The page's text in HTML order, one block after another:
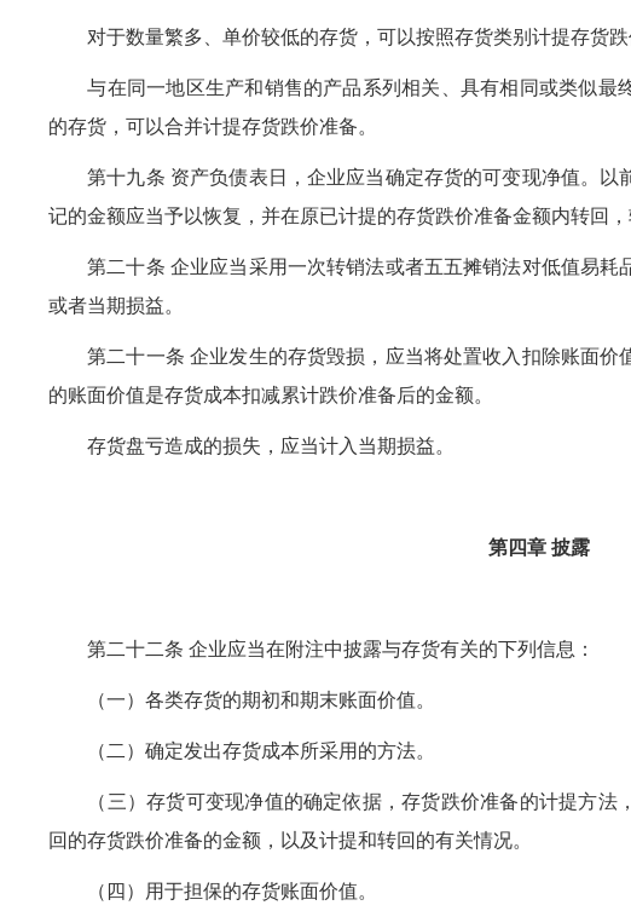
对于数量繁多、单价较低的存货，可以按照存货类别计提存货跌
与在同一地区生产和销售的产品系列相关、具有相同或类似最
的存货，可以合并计提存货跌价准备。
第十九条 资产负债表日，企业应当确定存货的可变现净值。以
记的金额应当予以恢复，并在原已计提的存货跌价准备金额内转回，
第二十条 企业应当采用一次转销法或者五五摊销法对低值易耗
或者当期损益。
第二十一条 企业发生的存货毁损，应当将处置收入扣除账面价
的账面价值是存货成本扣减累计跌价准备后的金额。
存货盘亏造成的损失，应当计入当期损益。
第四章 披露
第二十二条 企业应当在附注中披露与存货有关的下列信息：
（一）各类存货的期初和期末账面价值。
（二）确定发出存货成本所采用的方法。
（三）存货可变现净值的确定依据，存货跌价准备的计提方法
回的存货跌价准备的金额，以及计提和转回的有关情况。
（四）用于担保的存货账面价值。